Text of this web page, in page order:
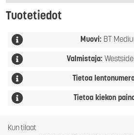
Tuotetiedot
Muovi: BT
Valmistaja:
Tietoa
Tietoa kiekon
Kun tilaat